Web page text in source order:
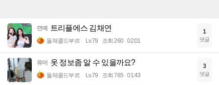
연예 트리플에스 김채연
돌체콜드부르 Lv.79 조회 260 02:01
1
댓글
유머 옷 정보좀 알 수 있을까요?
돌체콜드부르 Lv.79 조회 765 01:43
3
댓글